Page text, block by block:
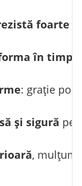
foarte
în timp
: grație
și sigură
,